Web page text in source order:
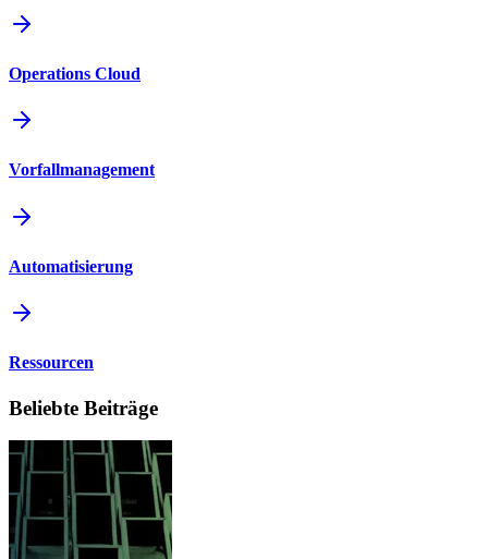
Operations Cloud
Vorfallmanagement
Automatisierung
Ressourcen
Beliebte Beiträge